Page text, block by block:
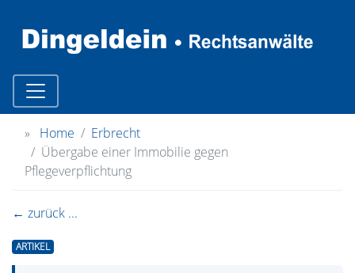
» Home
Erbrecht
Übergabe einer Immobilie gegen
Pflegeverpflichtung
ARTIKEL
← zurück ...